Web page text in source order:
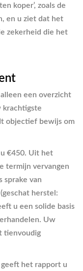
koper’, zoals de
en u ziet dat het
zekerheid die het
een overzicht
krachtigste
objectief bewijs om
€450. Uit het
termijn vervangen
sprake van
herstel:
u een solide basis
Uw
tienvoudig
het rapport u